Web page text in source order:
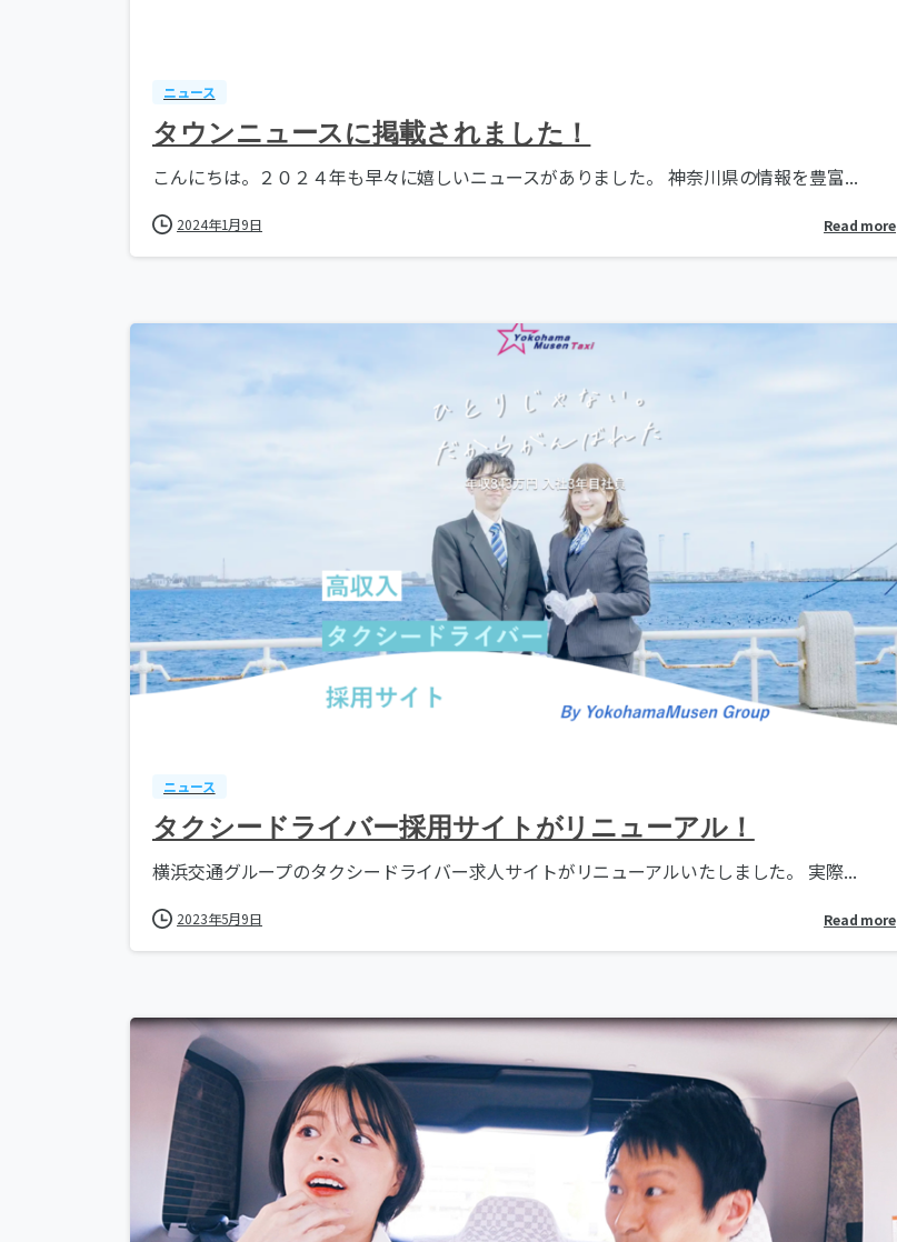
ニュース
タウンニュースに掲載されました！
こんにちは。２０２４年も早々に嬉しいニュースがありました。 神奈川県の情報を豊富...
2024年1月9日 Read more
ニュース
タクシードライバー採用サイトがリニューアル！
横浜交通グループのタクシードライバー求人サイトがリニューアルいたしました。 実際...
2023年5月9日 Read more